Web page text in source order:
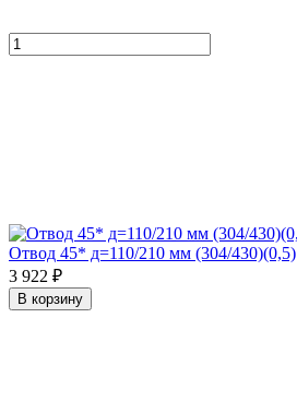
Отвод 45* д=110/210 мм (304/430)(0,5)
3 922 ₽
В корзину